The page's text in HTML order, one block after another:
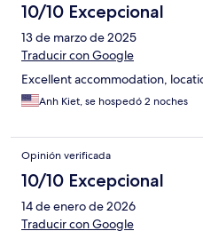
10/10 Excepcional
13 de marzo de 2025
Traducir con Google
Excellent accommodation,
Anh Kiet, se hospedó 2 noches
Opinión verificada
10/10 Excepcional
14 de enero de 2026
Traducir con Google